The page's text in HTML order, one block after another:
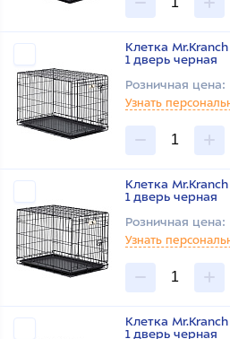
Клетка
1 дверь черная
Розничная цена:
Узнать
Клетка
1 дверь черная
Розничная цена:
Узнать
Клетка
1 дверь черная